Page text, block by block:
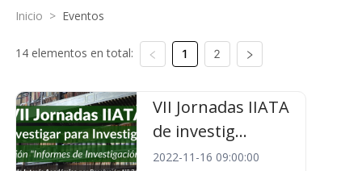
Inicio > Eventos
14 elementos en total: 1 2
VII Jornadas IIATA
de investig...
2022-11-16 09:00:00